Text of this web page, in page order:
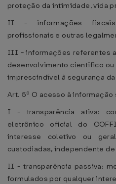
proteção da intimidade, vida
II - informações fiscais,
profissionais e outras
III - informações referentes
desenvolvimento científico
imprescindível à segurança
Art. 5º O acesso à informação
I - transparência ativa:
eletrônico oficial do
interesse coletivo ou
custodiadas, independente
II - transparência passiva:
formulados por qualquer